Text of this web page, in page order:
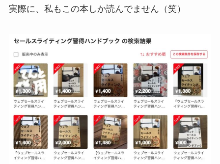
実際に、私もこの本しか読んでません（笑）